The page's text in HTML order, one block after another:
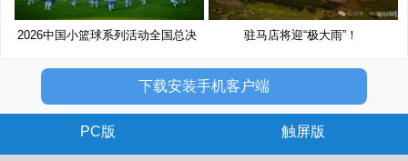
2026中国小篮球系列活动全国总决
驻马店将迎“极大雨”！
下载安装手机客户端
PC版 触屏版